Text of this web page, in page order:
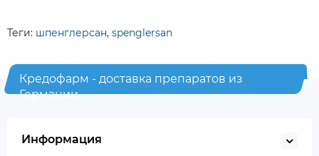
Теги: шпенглерсан, spenglersan
Кредофарм - доставка препаратов из
Германии
Информация